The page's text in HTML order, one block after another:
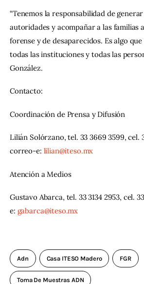
“Tenemos la responsabilidad de
autoridades y acompañar a las familias
forense y de desaparecidos. Es algo
todas las instituciones y todas las
González.
Contacto:
Coordinación de Prensa y Difusión
Lilián Solórzano, tel. 33 3669 3599, cel.
correo-e: lilian@iteso.mx
Atención a Medios
Gustavo Abarca, tel. 33 3134 2953, cel.
e: gabarca@iteso.mx
Adn Casa ITESO Madero FGR
Toma De Muestras ADN